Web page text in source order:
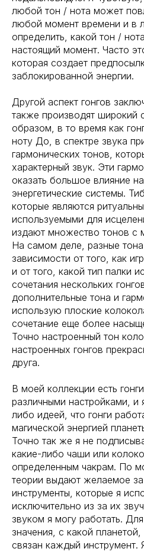
любой тон / нота может
любой момент времени и в
определить, какой тон /
настоящий момент. Часто
которая создает
заблокированной энергии.
Другой аспект гонгов
также производят широкий
образом, в то время как
ноту До, в спектре звука
гармонических тонов,
характерный звук. Эти
оказать большое влияние
энергетические системы.
которые являются
используемыми для
издают множество тонов с
На самом деле, разные тона
зависимости от того, как
и от того, какой тип палки
сочетания нескольких
дополнительные тона и
использую плоские
сочетание еще более
Точно настроенный тон
настроенных гонгов
друга.
В моей коллекции есть
различными настройками, и
либо идеей, что гонги
магической энергией
Точно так же я не
какие-либо чаши или
определенным чакрам. По
теории выдают желаемое
инструменты, которые я
исключительно из за их
звуком я могу работать.
значения, с какой
связан каждый